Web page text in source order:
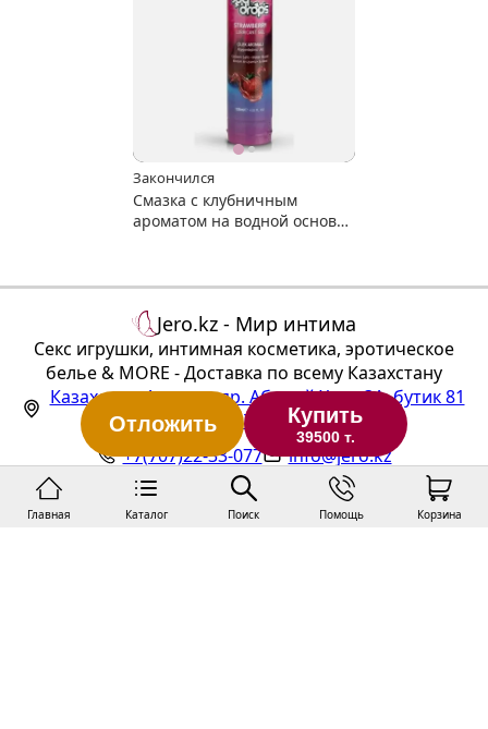
Отложить Купить
39500 т.
Закончился
Смазка с клубничным
ароматом на водной основе
Главная Каталог Поиск Помощь Корзина
Jero.kz - Мир интима
Секс игрушки, интимная косметика, эротическое
белье & MORE - Доставка по всему Казахстану
Казахстан,Алматы,пр. Абылай Хана 3А, бутик 81
(ТЦ "Алтын Тараз", 1 этаж)
+7(707)22-33-077
info@jero.kz